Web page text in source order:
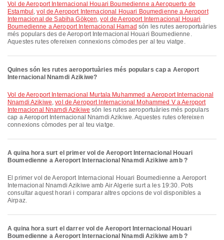
vol de Aeroport Internacional Houari Boumedienne a Aeropuerto de
Estambul ,vol de Aeroport Internacional Houari Boumedienne a Aeroport
Internacional de Sabiha Gökçen,vol de Aeroport Internacional Houari
Boumedienne a Aeroport Internacional Hamad són les rutes aeroportuàries
més populars des de Aeroport Internacional Houari Boumedienne.
Aquestes rutes ofereixen connexions còmodes per al teu viatge.
Quines són les rutes aeroportuàries més populars cap a Aeroport
Internacional Nnamdi Azikiwe?
vol de Aeroport Internacional Murtala Muhammed a Aeroport Internacional
Nnamdi Azikiwe,vol de Aeroport Internacional Mohammed V a Aeroport
Internacional Nnamdi Azikiwe són les rutes aeroportuàries més populars
cap a Aeroport Internacional Nnamdi Azikiwe. Aquestes rutes ofereixen
connexions còmodes per al teu viatge.
A quina hora surt el primer vol de Aeroport Internacional Houari
Boumedienne a Aeroport Internacional Nnamdi Azikiwe amb ?
El primer vol de Aeroport Internacional Houari Boumedienne a Aeroport
Internacional Nnamdi Azikiwe amb Air Algerie surt a les 19:30. Pots
consultar aquest horari i comparar altres opcions de vol disponibles a
Airpaz.
A quina hora surt el darrer vol de Aeroport Internacional Houari
Boumedienne a Aeroport Internacional Nnamdi Azikiwe amb ?